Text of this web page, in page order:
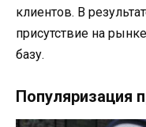
клиентов. В
присутствие на
базу.
Популяризация